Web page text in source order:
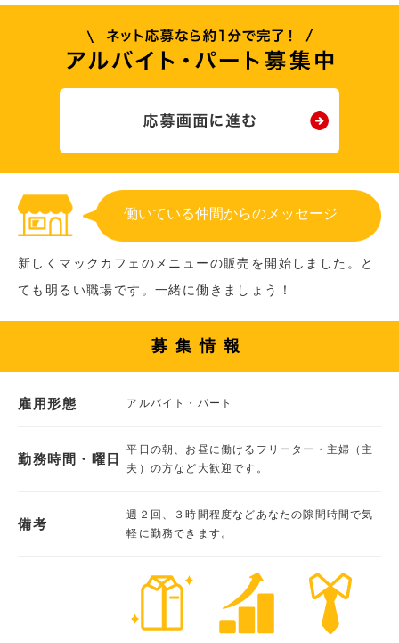
働いている仲間からのメッセージ
新しくマックカフェのメニューの販売を開始しました。と
ても明るい職場です。一緒に働きましょう！
募集情報
雇用形態 アルバイト・パート
勤務時間・曜日
平日の朝、お昼に働けるフリーター・主婦（主
夫）の方など大歓迎です。
備考
週２回、３時間程度などあなたの隙間時間で気
軽に勤務できます。